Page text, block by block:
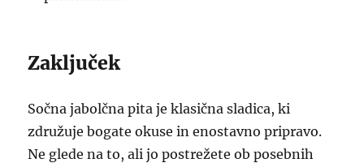
Zaključek
Sočna jabolčna pita je klasična sladica, ki
združuje bogate okuse in enostavno pripravo.
Ne glede na to, ali jo postrežete ob posebnih